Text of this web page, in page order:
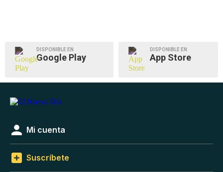
DISPONIBLE EN
Google Play
DISPONIBLE EN
App Store
Mi cuenta
Suscríbete